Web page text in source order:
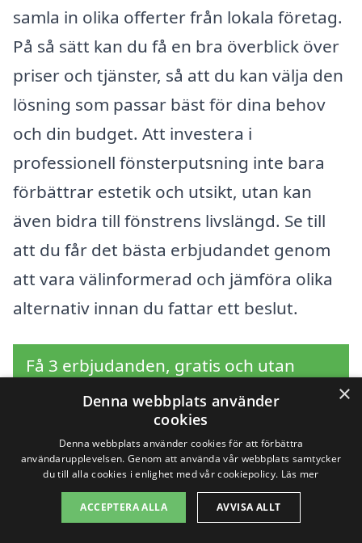
samla in olika offerter från lokala företag.
På så sätt kan du få en bra överblick över
priser och tjänster, så att du kan välja den
lösning som passar bäst för dina behov
och din budget. Att investera i
professionell fönsterputsning inte bara
förbättrar estetik och utsikt, utan kan
även bidra till fönstrens livslängd. Se till
att du får det bästa erbjudandet genom
att vara välinformerad och jämföra olika
alternativ innan du fattar ett beslut.
Få 3 erbjudanden, gratis och utan
förpliktelser
Sök efter en
professionell för
×
Denna webbplats använder
cookies
Denna webbplats använder cookies för att förbättra
användarupplevelsen. Genom att använda vår webbplats samtycker
du till alla cookies i enlighet med vår cookiepolicy. Läs mer
ACCEPTERA ALLA AVVISA ALLT